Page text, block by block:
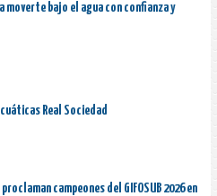
moverte bajo el agua con confianza y
Real Sociedad
campeones del GIFOSUB 2026 en